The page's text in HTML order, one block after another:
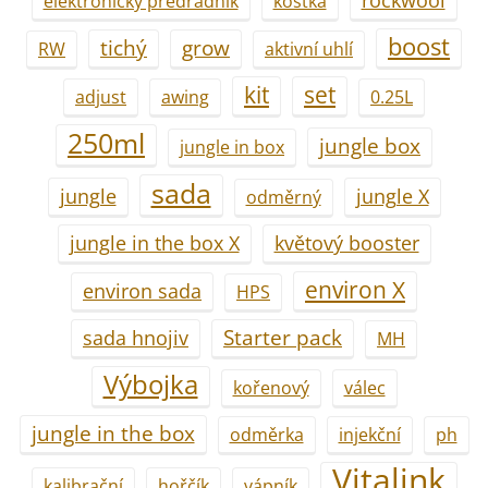
RW tichý grow aktivní uhlí boost
adjust awing kit set 0.25L
250ml jungle in box jungle box
jungle sada odměrný
jungle X
jungle in the box X
květový booster
environ sada
HPS environ X
sada hnojiv Starter pack MH
Výbojka kořenový válec
jungle in the box odměrka injekční ph